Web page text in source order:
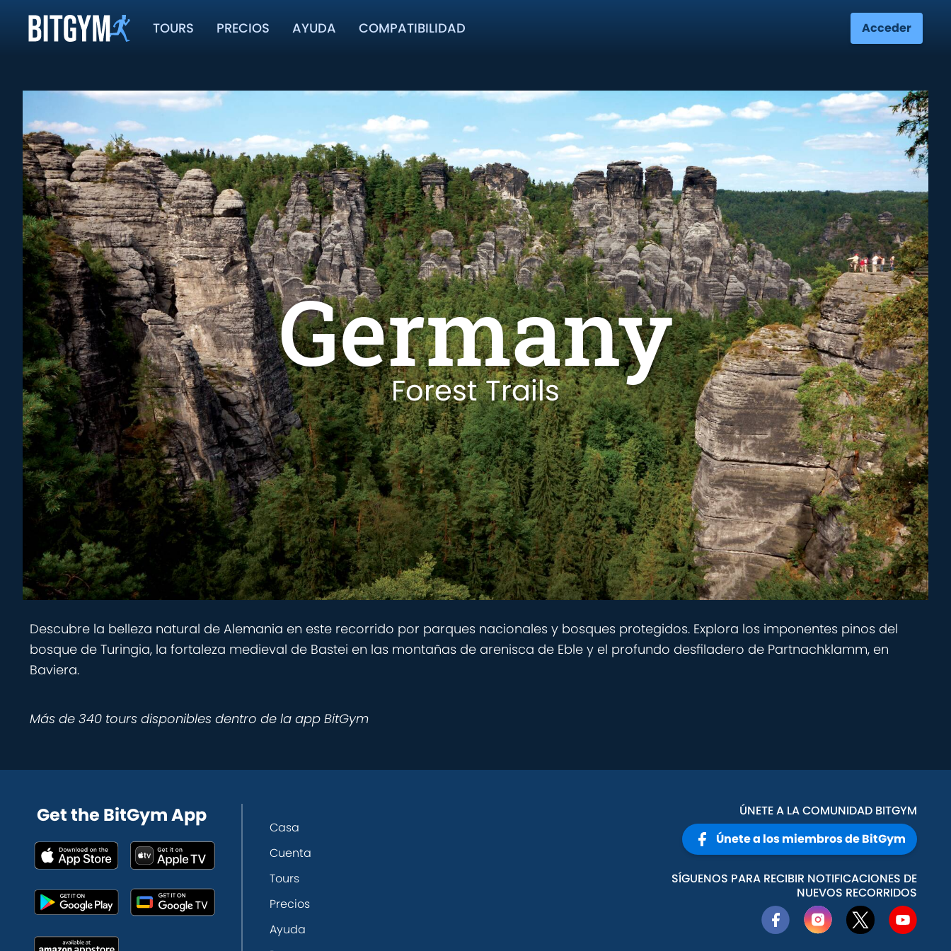
TOURS PRECIOS AYUDA COMPATIBILIDAD Acceder
Germany
Forest Trails
Descubre la belleza natural de Alemania en este recorrido por parques nacionales y bosques protegidos. Explora los imponentes pinos del
bosque de Turingia, la fortaleza medieval de Bastei en las montañas de arenisca de Eble y el profundo desfiladero de Partnachklamm, en
Baviera.
Más de 340 tours disponibles dentro de la app BitGym
Get the BitGym App
Casa
Cuenta
Tours
Precios
Ayuda
ÚNETE A LA COMUNIDAD BITGYM
Únete a los miembros de BitGym
SÍGUENOS PARA RECIBIR NOTIFICACIONES DE
NUEVOS RECORRIDOS